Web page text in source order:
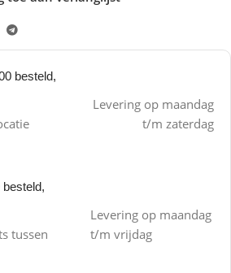
besteld,
Levering op maandag
t/m zaterdag
tussen
Levering op maandag
t/m vrijdag